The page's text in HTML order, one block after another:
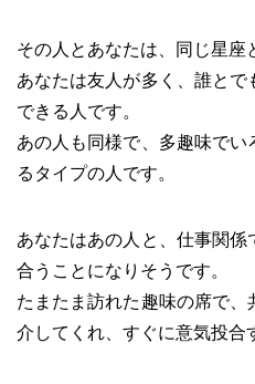
その人とあなたは、同じ星座
あなたは友人が多く、誰と
できる人です。
あの人も同様で、多趣味で
るタイプの人です。
あなたはあの人と、仕事関係
合うことになりそうです。
たまたま訪れた趣味の席で
介してくれ、すぐに意気投合